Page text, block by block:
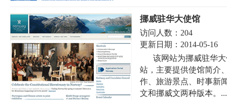
挪威驻华大使馆
访问人数： 204
更新日期： 2014-05-16
该网站为挪威驻华大
站，主要提供使馆简介
作、旅游景点、时事新
文和挪威文两种版本。...